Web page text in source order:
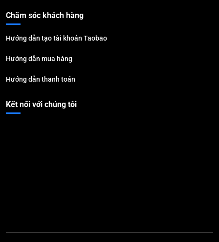
Chăm sóc khách hàng
Hướng dẫn tạo tài khoản Taobao
Hướng dẫn mua hàng
Hướng dẫn thanh toán
Kết nối với chúng tôi